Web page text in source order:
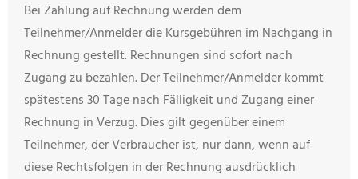
Bei Zahlung auf Rechnung werden dem
Teilnehmer/Anmelder die Kursgebühren im Nachgang in
Rechnung gestellt. Rechnungen sind sofort nach
Zugang zu bezahlen. Der Teilnehmer/Anmelder kommt
spätestens 30 Tage nach Fälligkeit und Zugang einer
Rechnung in Verzug. Dies gilt gegenüber einem
Teilnehmer, der Verbraucher ist, nur dann, wenn auf
diese Rechtsfolgen in der Rechnung ausdrücklich